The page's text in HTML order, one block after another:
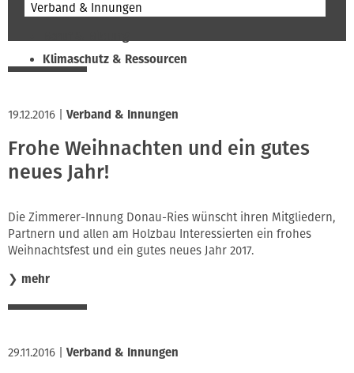
Verband & Innungen
Klimaschutz & Ressourcen
Soziales & Tarifpolitik
Verband & Innungen
Innung
19.12.2016 Verband & Innungen
Frohe Weihnachten und ein gutes
neues Jahr!
Die Zimmerer-Innung Donau-Ries wünscht ihren Mitgliedern,
Partnern und allen am Holzbau Interessierten ein frohes
Weihnachtsfest und ein gutes neues Jahr 2017.
❯ mehr
29.11.2016 Verband & Innungen